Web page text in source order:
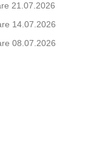
21.07.2026
14.07.2026
08.07.2026